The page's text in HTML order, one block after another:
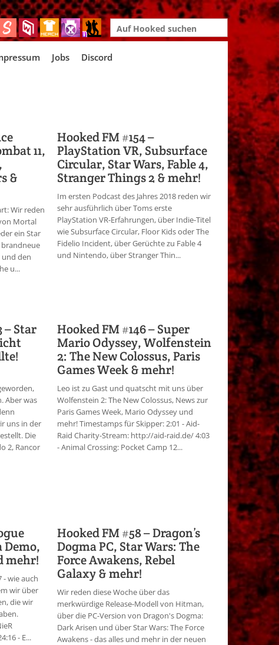
Search
for:
Jobs Discord
11,
&
Wir reden
Mortal
ein Star
brandneue
und den
u...
Hooked FM #154 –
PlayStation VR, Subsurface
Circular, Star Wars, Fable 4,
Stranger Things 2 & mehr!
Im ersten Podcast des Jahres 2018 reden wir
sehr ausführlich über Toms erste
PlayStation VR-Erfahrungen, über Indie-Titel
wie Subsurface Circular, Floor Kids oder The
Fidelio Incident, über Gerüchte zu Fable 4
und Nintendo, über Stranger Thin...
– Star
Aber was
uns in der
Die
2, Rancor
Hooked FM #146 – Super
Mario Odyssey, Wolfenstein
2: The New Colossus, Paris
Games Week & mehr!
Leo ist zu Gast und quatscht mit uns über
Wolfenstein 2: The New Colossus, News zur
Paris Games Week, Mario Odyssey und
mehr! Timestamps für Skipper: 2:01 - Aid-
Raid Charity-Stream: http://aid-raid.de/ 4:03
- Animal Crossing: Pocket Camp 12...
Demo,
mehr!
- wie auch
wir über
die wir
- E...
Hooked FM #58 – Dragon’s
Dogma PC, Star Wars: The
Force Awakens, Rebel
Galaxy & mehr!
Wir reden diese Woche über das
merkwürdige Release-Modell von Hitman,
über die PC-Version von Dragon's Dogma:
Dark Arisen und über Star Wars: The Force
Awakens - das alles und mehr in der neuen